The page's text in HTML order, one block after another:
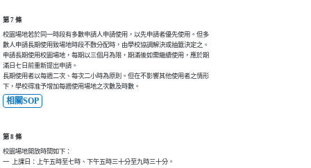
第 7 條
校園場地若於同一時段有多數申請人申請使用，以先申請者優先使用。但多
數人申請長期使用致場地時段不敷分配時，由學校協調解決或抽籤決定之。
申請長期使用校園場地，每期以三個月為限，期滿後如需繼續使用，應於期
滿日七日前重新提出申請。
長期使用者以每週二次、每次二小時為原則。但在不影響其他使用者之情形
下，學校得准予增加每週使用場地之次數及時數。
相關SOP
第 8 條
校園場地開放時間如下：
一  上課日：上午五時至七時、下午五時三十分至九時三十分。